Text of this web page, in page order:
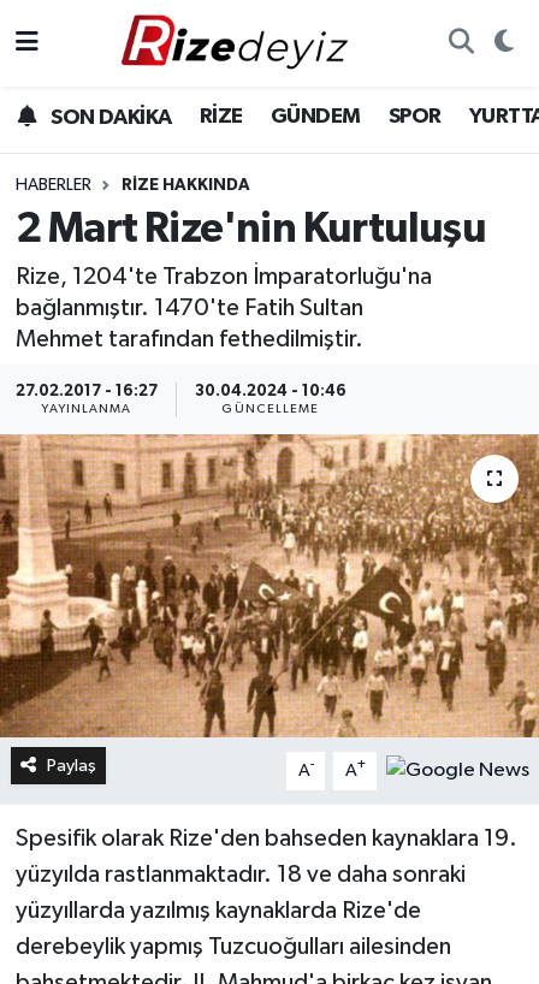
SON DAKİKA RİZE GÜNDEM SPOR
HABERLER RIZE HAKKINDA
2 Mart Rize'nin Kurtuluşu
Rize, 1204'te Trabzon İmparatorluğu'na
bağlanmıştır. 1470'te Fatih Sultan
Mehmet tarafından fethedilmiştir.
27.02.2017 - 16:27
YAYINLANMA
30.04.2024 - 10:46
GÜNCELLEME
Paylaş A- A+
Spesifik olarak Rize'den bahseden kaynaklara 19.
yüzyılda rastlanmaktadır. 18 ve daha sonraki
yüzyıllarda yazılmış kaynaklarda Rize'de
derebeylik yapmış Tuzcuoğulları ailesinden
Gündem
Yurttan Haberler
Ekonomi
Teknoloji
Sağlık
Rize Hava Durumu
Rize Trafik Yoğunluk Haritası
Süper Lig Puan Durumu ve Fikstür
Tüm Manşetler
Son Dakika Haberleri
Haber Arşivi